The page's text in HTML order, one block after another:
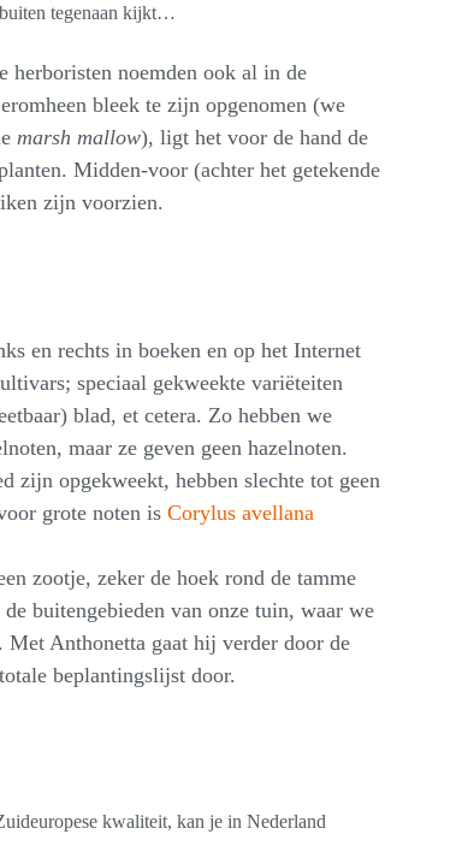
tegenaan kijkt…
herboristen noemden ook al in de
bleek te zijn opgenomen (we
marsh mallow), ligt het voor de hand de
Midden-voor (achter het getekende
zijn voorzien.
en rechts in boeken en op het Internet
speciaal gekweekte variëteiten
blad, et cetera. Zo hebben we
maar ze geven geen hazelnoten.
zijn opgekweekt, hebben slechte tot geen
grote noten is Corylus avellana
zootje, zeker de hoek rond de tamme
buitengebieden van onze tuin, waar we
Met Anthonetta gaat hij verder door de
beplantingslijst door.
kwaliteit, kan je in Nederland